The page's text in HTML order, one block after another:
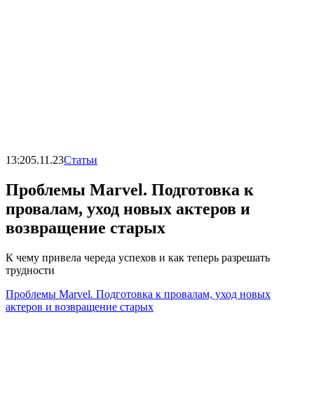
13:205.11.23Статьи
Проблемы Marvel. Подготовка к
провалам, уход новых актеров и
возвращение старых
К чему привела череда успехов и как теперь разрешать
трудности
Проблемы Marvel. Подготовка к провалам, уход новых
актеров и возвращение старых